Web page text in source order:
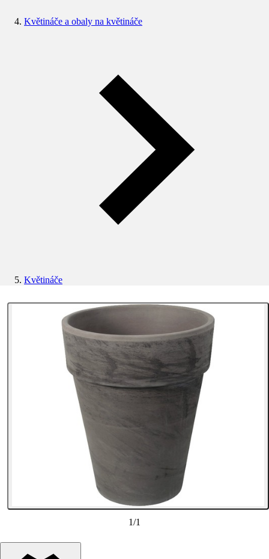
Květináče a obaly na květináče
Květináče
1/1